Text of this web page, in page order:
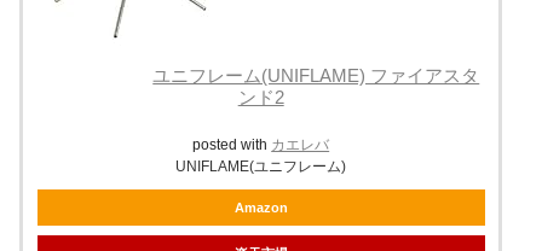
ユニフレーム(UNIFLAME) ファイアスタ
ンド2
posted with カエレバ
UNIFLAME(ユニフレーム)
Amazon